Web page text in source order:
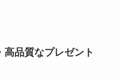
品質なプレゼント